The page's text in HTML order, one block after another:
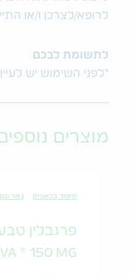
לרופא/לצרכן ו/או
לתשומת לבכם
*לפני השימוש יש
מוצרים
טיפול בכאבים במרשם
פרגבלין טבע ® 150
® 150 MG